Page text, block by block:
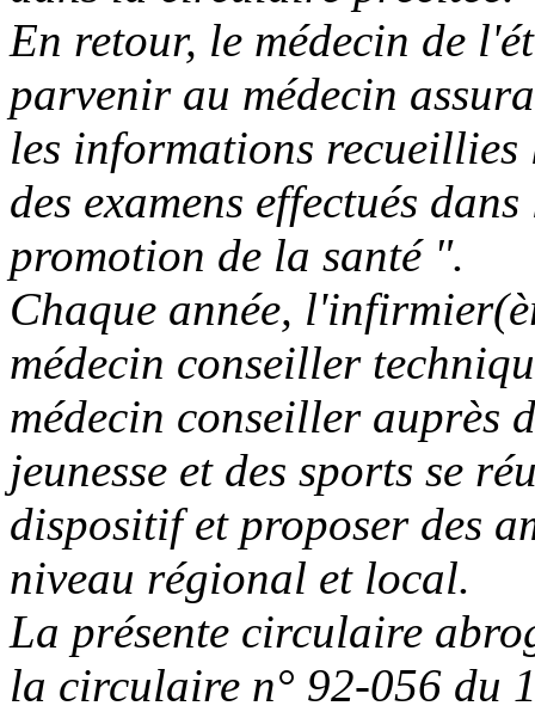
En retour, le médecin de
parvenir au médecin
les informations
des examens effectués
promotion de la santé ".
Chaque année,
médecin conseiller
médecin conseiller auprès
jeunesse et des sports se
dispositif et proposer des
niveau régional et local.
La présente circulaire
la circulaire n° 92-056 du